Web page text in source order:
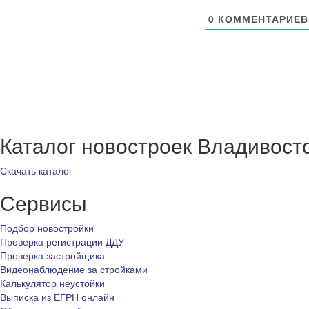
0 КОММЕНТАРИЕВ
Каталог новостроек
Скачать каталог
Сервисы
Подбор новостройки
Проверка регистрации ДДУ
Проверка застройщика
Видеонаблюдение за стройками
Калькулятор неустойки
Выписка из ЕГРН онлайн